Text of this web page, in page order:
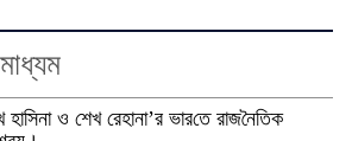
হাসিনা ও শেখ রেহানা’র ভার‌তে রাজ‌নৈ‌তিক